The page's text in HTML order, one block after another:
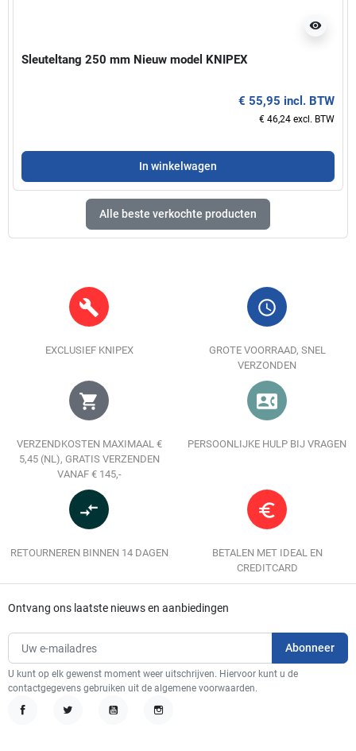
visibility
Sleuteltang 250 mm Nieuw model KNIPEX
€ 55,95 incl. BTW
€ 46,24 excl. BTW
In winkelwagen
Alle beste verkochte producten
build
EXCLUSIEF KNIPEX
query_builder
GROTE VOORRAAD, SNEL
VERZONDEN
shopping_cart
VERZENDKOSTEN MAXIMAAL €
5,45 (NL), GRATIS VERZENDEN
VANAF € 145,-
contact_phone
PERSOONLIJKE HULP BIJ VRAGEN
compare_arrows
RETOURNEREN BINNEN 14 DAGEN
euro_symbol
BETALEN MET IDEAL EN
CREDITCARD
Ontvang ons laatste nieuws en aanbiedingen
U kunt op elk gewenst moment weer uitschrijven. Hiervoor kunt u de
contactgegevens gebruiken uit de algemene voorwaarden.